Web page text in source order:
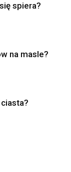
spiera?
na masle?